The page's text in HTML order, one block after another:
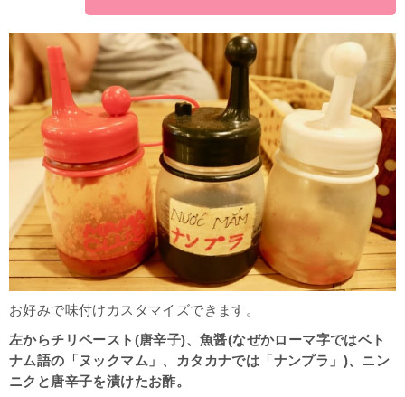
お好みで味付けカスタマイズできます。
左からチリペースト(唐辛子)、魚醤(なぜかローマ字ではベト
ナム語の「ヌックマム」、カタカナでは「ナンプラ」)、ニン
ニクと唐辛子を漬けたお酢。